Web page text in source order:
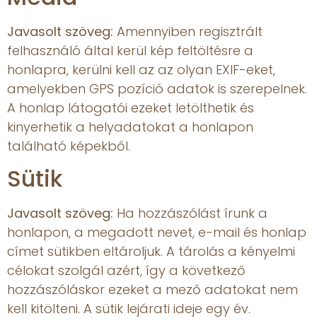
Javasolt szöveg: Amennyiben regisztrált
felhasználó által kerül kép feltöltésre a
honlapra, kerülni kell az az olyan EXIF-eket,
amelyekben GPS pozíció adatok is szerepelnek.
A honlap látogatói ezeket letölthetik és
kinyerhetik a helyadatokat a honlapon
található képekből.
Sütik
Javasolt szöveg: Ha hozzászólást írunk a
honlapon, a megadott nevet, e-mail és honlap
címet sütikben eltároljuk. A tárolás a kényelmi
célokat szolgál azért, így a következő
hozzászóláskor ezeket a mező adatokat nem
kell kitölteni. A sütik lejárati ideje egy év.